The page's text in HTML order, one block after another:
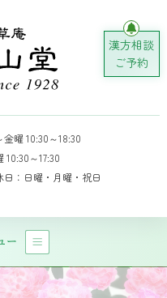
漢方相談
ご予約
金曜 10:30～18:30
10:30～17:30
日：日曜・月曜・祝日
ンナビゲーション
ー